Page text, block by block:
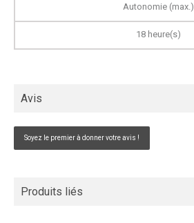
Autonomie (max.)
18 heure(s)
Avis
Soyez le premier à donner votre avis !
Produits liés